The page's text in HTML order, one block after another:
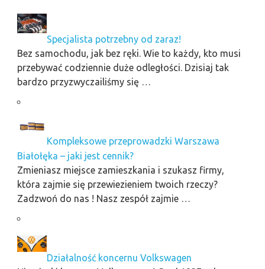
Specjalista potrzebny od zaraz!
Bez samochodu, jak bez ręki. Wie to każdy, kto musi
przebywać codziennie duże odległości. Dzisiaj tak
bardzo przyzwyczailiśmy się …
Kompleksowe przeprowadzki Warszawa
Białołęka – jaki jest cennik?
Zmieniasz miejsce zamieszkania i szukasz firmy,
która zajmie się przewiezieniem twoich rzeczy?
Zadzwoń do nas ! Nasz zespół zajmie …
Działalność koncernu Volkswagen